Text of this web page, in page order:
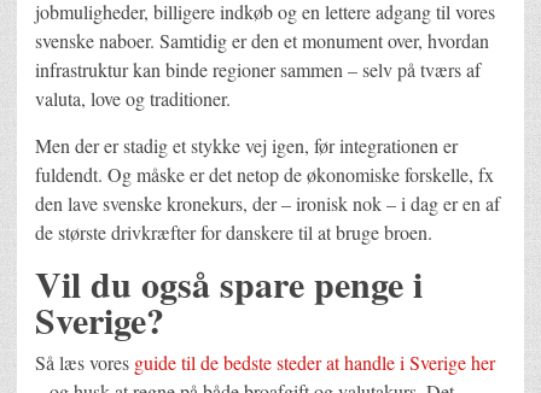
jobmuligheder, billigere indkøb og en lettere adgang til vores
svenske naboer. Samtidig er den et monument over, hvordan
infrastruktur kan binde regioner sammen – selv på tværs af
valuta, love og traditioner.
Men der er stadig et stykke vej igen, før integrationen er
fuldendt. Og måske er det netop de økonomiske forskelle, fx
den lave svenske kronekurs, der – ironisk nok – i dag er en af
de største drivkræfter for danskere til at bruge broen.
Vil du også spare penge i
Sverige?
Så læs vores guide til de bedste steder at handle i Sverige her